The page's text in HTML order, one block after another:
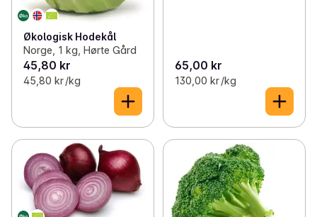
Økologisk Hodekål
Norge, 1 kg, Hørte Gård
45,80 kr
45,80 kr /kg
65,00 kr
130,00 kr /kg